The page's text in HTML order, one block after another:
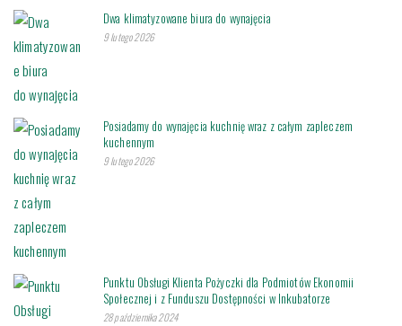
Dwa klimatyzowane biura do wynajęcia
9 lutego 2026
Posiadamy do wynajęcia kuchnię wraz z całym zapleczem
kuchennym
9 lutego 2026
Punktu Obsługi Klienta Pożyczki dla Podmiotów Ekonomii
Społecznej i z Funduszu Dostępności w Inkubatorze
28 października 2024